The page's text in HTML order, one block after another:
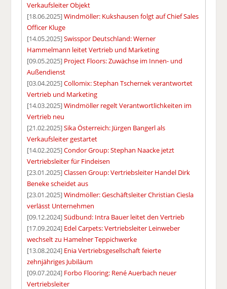
Verkaufsleiter Objekt
[18.06.2025]Windmöller: Kukshausen folgt auf Chief Sales
Officer Kluge
[14.05.2025]Swisspor Deutschland: Werner
Hammelmann leitet Vertrieb und Marketing
[09.05.2025] Project Floors: Zuwächse im Innen- und
Außendienst
[03.04.2025]Collomix: Stephan Tschernek verantwortet
Vertrieb und Marketing
[14.03.2025]Windmöller regelt Verantwortlichkeiten im
Vertrieb neu
[21.02.2025]Sika Österreich: Jürgen Bangerl als
Verkaufsleiter gestartet
[14.02.2025]Condor Group: Stephan Naacke jetzt
Vertriebsleiter für Findeisen
[23.01.2025]Classen Group: Vertriebsleiter Handel Dirk
Beneke scheidet aus
[23.01.2025]Windmöller: Geschäftsleiter Christian Ciesla
verlässt Unternehmen
[09.12.2024]Südbund: Intra Bauer leitet den Vertrieb
[17.09.2024] Edel Carpets: Vertriebsleiter Leinweber
wechselt zu Hamelner Teppichwerke
[13.08.2024] Enia Vertriebsgesellschaft feierte
zehnjähriges Jubiläum
[09.07.2024] Forbo Flooring: René Auerbach neuer
Vertriebsleiter